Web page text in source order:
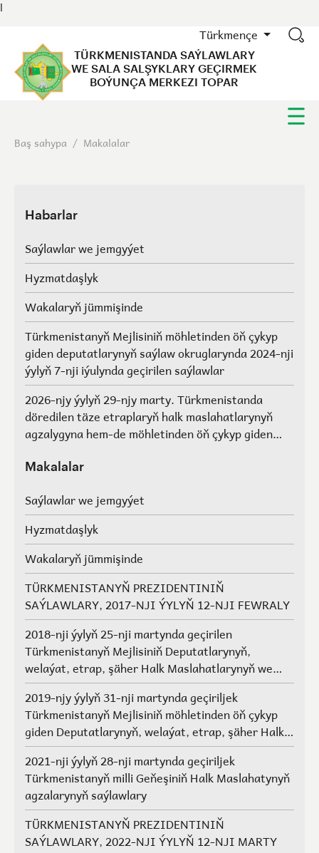
l
Türkmençe
TÜRKMENISTANDA SAÝLAWLARY
WE SALA SALŞYKLARY GEÇIRMEK
BOÝUNÇA MERKEZI TOPAR
Baş sahypa / Makalalar
Habarlar
Saýlawlar we jemgyýet
Hyzmatdaşlyk
Wakalaryň jümmişinde
Türkmenistanyň Mejlisiniň möhletinden öň çykyp
giden deputatlarynyň saýlaw okruglarynda 2024-nji
ýylyň 7-nji iýulynda geçirilen saýlawlar
2026-njy ýylyň 29-njy marty. Türkmenistanda
döredilen täze etraplaryň halk maslahatlarynyň
agzalygyna hem-de möhletinden öň çykyp giden
maslahatlarynyň we Geňeşleriň agzalarynyň ýerine
Makalalar
Saýlawlar we jemgyýet
Hyzmatdaşlyk
Wakalaryň jümmişinde
TÜRKMENISTANYŇ PREZIDENTINIŇ
SAÝLAWLARY, 2017-NJI ÝYLYŇ 12-NJI FEWRALY
2018-nji ýylyň 25-nji martynda geçirilen
Türkmenistanyň Mejlisiniň Deputatlarynyň,
welaýat, etrap, şäher Halk Maslahatlarynyň we
Geňeşleriň agzalarynyň saýlawlary.
2019-njy ýylyň 31-nji martynda geçiriljek
Türkmenistanyň Mejlisiniň möhletinden öň çykyp
giden Deputatlarynyň, welaýat, etrap, şäher Halk
Maslahatlarynyň we Geňeşleriň agzalarynyň ýerine
saýlawlar
2021-nji ýylyň 28-nji martynda geçiriljek
Türkmenistanyň milli Geňeşiniň Halk Maslahatynyň
agzalarynyň saýlawlary
TÜRKMENISTANYŇ PREZIDENTINIŇ
SAÝLAWLARY, 2022-NJI ÝYLYŇ 12-NJI MARTY